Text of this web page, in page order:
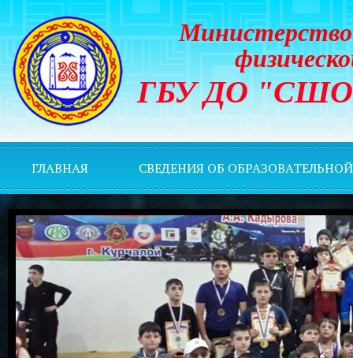
Министерство
ГБУ ДО "СШОР
ГЛАВНАЯ СВЕДЕНИЯ ОБ